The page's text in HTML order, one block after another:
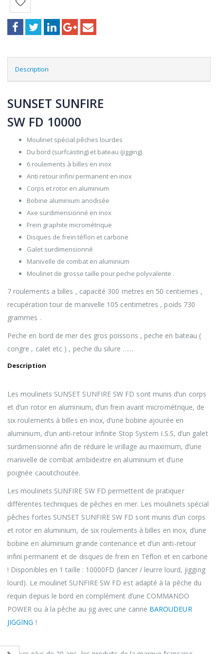
Description
SUNSET SUNFIRE
SW FD 10000
Moulinet spécial pêches lourdes
Du bord (surfcasting) et bateau (jigging)
6 roulements à billes en inox
Anti retour infini permanent en inox
Corps et rotor en aluminium
Bobine aluminium anodisée
Axe surdimensionné en inox
Frein graphite micrométrique
Disques de frein téflon et carbone
Galet surdimensionné
Manivelle de combat en aluminium
Moulinet de grosse taille pour peche polyvalente .
7 roulements a billes , capacité 300 metres en 50 centiemes ,
recupération tour de manivelle 105 centimetres , poids 730
grammes .
Peche en bord de mer des gros poissons , peche en bateau (
congre , calet etc ) , peche du silure ……
Description
Les moulinets SUNSET SUNFIRE SW FD sont munis d’un corps
et d’un rotor en aluminium, d’un frein avant micrométrique, de
six roulements à billes en inox, d’une bobine ajourée en
aluminium, d’un anti-retour Infinite Stop System I.S.S, d’un galet
surdimensionné afin de réduire le vrillage au maximum, d’une
manivelle de combat ambidextre en aluminium et d’une
poignée caoutchoutée.
Les moulinets SUNFIRE SW FD permettent de pratiquer
différentes techniques de pêches en mer. Les moulinets spécial
pêches fortes SUNSET SUNFIRE SW FD sont munis d’un corps
et rotor en aluminium, de six roulements à billes en inox, d’une
bobine en aluminium grande contenance et d’un anti-retour
infini permanent et de disques de frein en Téflon et en carbone
! Disponibles en 1 taille : 10000FD (lancer / leurre lourd, jigging
lourd). Le moulinet SUNFIRE SW FD est adapté à la pêche du
requin depuis le bord en complément d’une COMMANDO
POWER ou à la pêche au jig avec une canne BAROUDEUR
JIGGING !